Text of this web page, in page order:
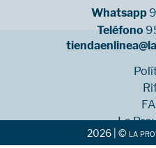
Whatsapp
Teléfono
La
2026 | © la